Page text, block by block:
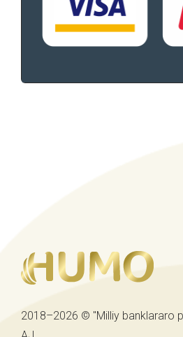
2018–2026 © "Milliy banklararo